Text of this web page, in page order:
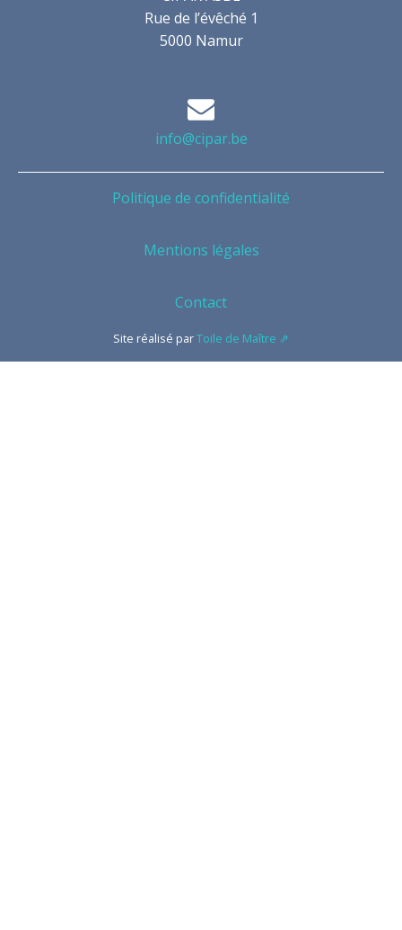
Rue de l’évêché 1
5000 Namur
info@cipar.be
Politique de confidentialité
Mentions légales
Contact
Site réalisé parToile de Maître ⇗